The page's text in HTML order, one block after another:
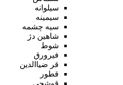
سیلوانه
سیمینه
سیه چشمه
شاهین دژ
شوط
فیرورق
قر ضیاالدین
قطور
قوشچی